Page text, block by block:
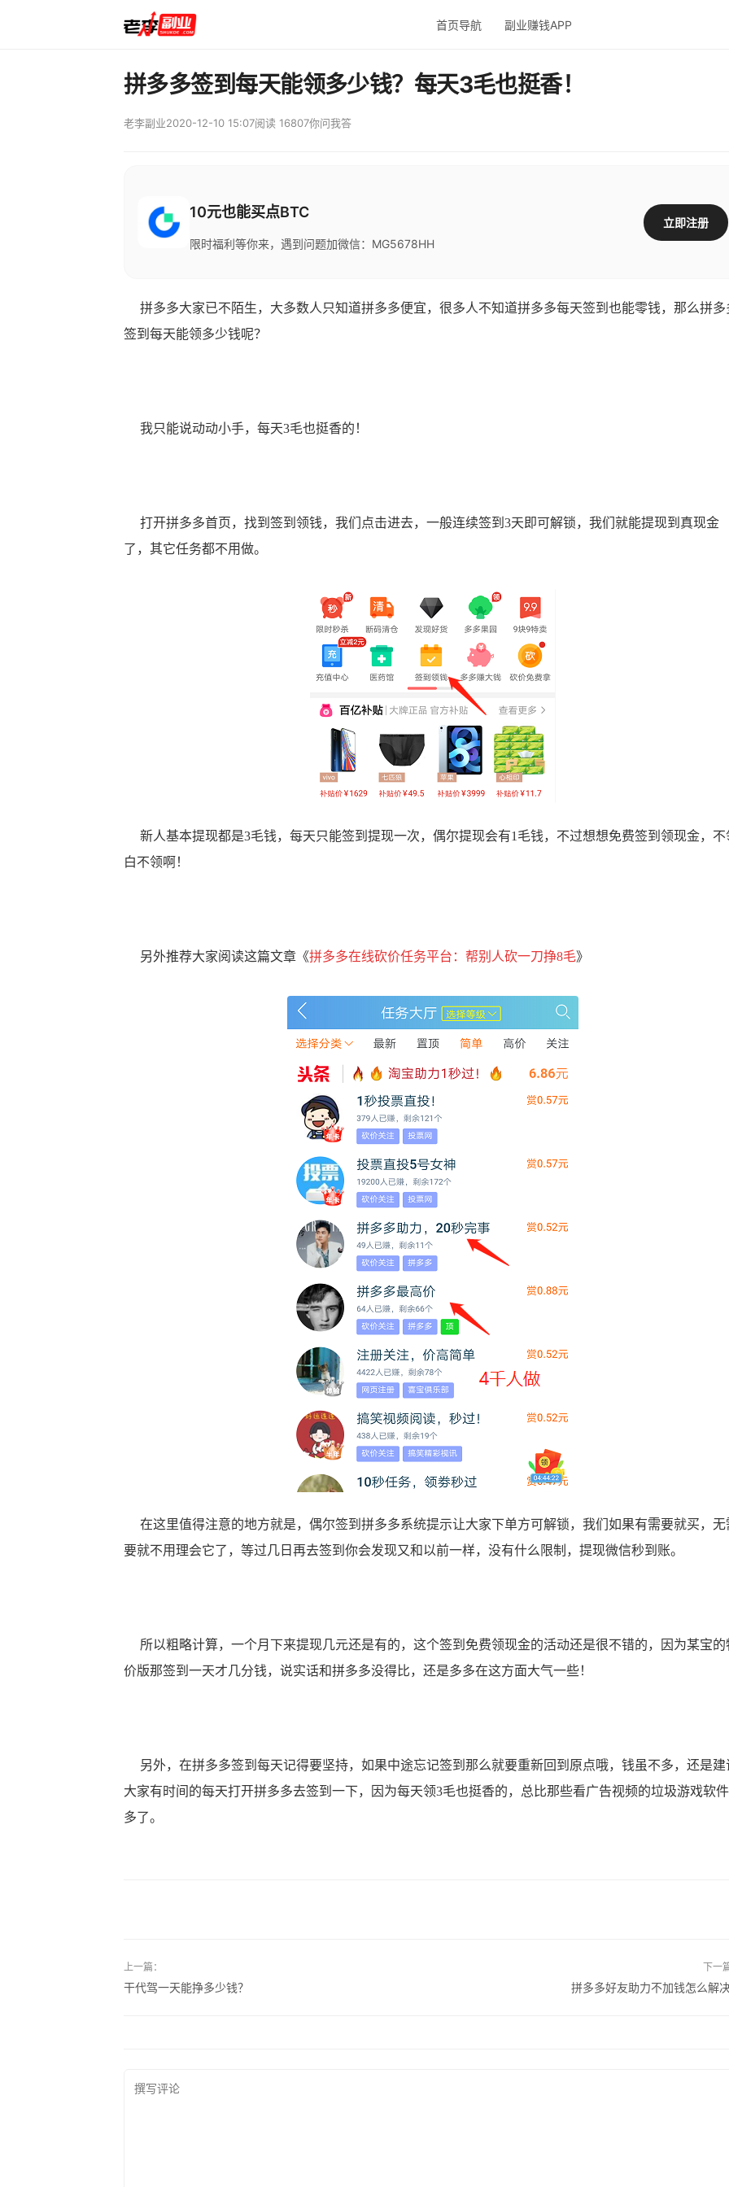
首页导航 副业赚钱APP
拼多多签到每天能领多少钱？每天3毛也挺香！
老李副业2020-12-10 15:07阅读 16807你问我答
10元也能买点BTC
限时福利等你来，遇到问题加微信：MG5678HH
立即注册
拼多多大家已不陌生，大多数人只知道拼多多便宜，很多人不知道拼多多每天签到也能零钱，那么拼多
签到每天能领多少钱呢？
我只能说动动小手，每天3毛也挺香的！
打开拼多多首页，找到签到领钱，我们点击进去，一般连续签到3天即可解锁，我们就能提现到真现金
了，其它任务都不用做。
新人基本提现都是3毛钱，每天只能签到提现一次，偶尔提现会有1毛钱，不过想想免费签到领现金，不
白不领啊！
另外推荐大家阅读这篇文章《拼多多在线砍价任务平台：帮别人砍一刀挣8毛》
在这里值得注意的地方就是，偶尔签到拼多多系统提示让大家下单方可解锁，我们如果有需要就买，无
要就不用理会它了，等过几日再去签到你会发现又和以前一样，没有什么限制，提现微信秒到账。
所以粗略计算，一个月下来提现几元还是有的，这个签到免费领现金的活动还是很不错的，因为某宝的
价版那签到一天才几分钱，说实话和拼多多没得比，还是多多在这方面大气一些！
另外，在拼多多签到每天记得要坚持，如果中途忘记签到那么就要重新回到原点哦，钱虽不多，还是建
大家有时间的每天打开拼多多去签到一下，因为每天领3毛也挺香的，总比那些看广告视频的垃圾游戏软
多了。
上一篇：
干代驾一天能挣多少钱？
下一
拼多多好友助力不加钱怎么解